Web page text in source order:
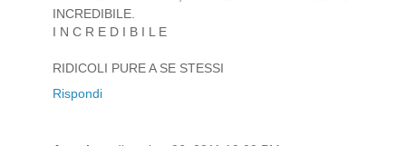
INCREDIBILE.
I N C R E D I B I L E
RIDICOLI PURE A SE STESSI
Rispondi